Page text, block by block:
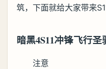
筑，下面就给大家带来
暗黑4S11冲锋飞行
注意